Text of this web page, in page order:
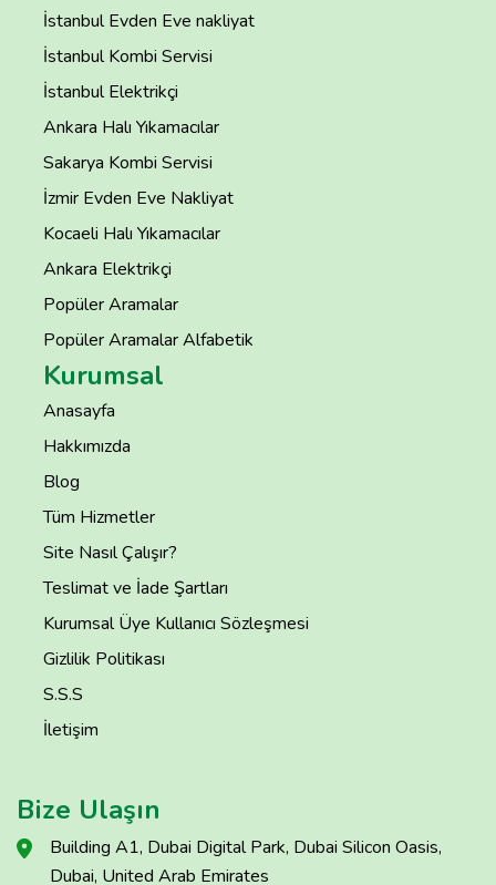
İstanbul Evden Eve nakliyat
İstanbul Kombi Servisi
İstanbul Elektrikçi
Ankara Halı Yıkamacılar
Sakarya Kombi Servisi
İzmir Evden Eve Nakliyat
Kocaeli Halı Yıkamacılar
Ankara Elektrikçi
Popüler Aramalar
Popüler Aramalar Alfabetik
Kurumsal
Anasayfa
Hakkımızda
Blog
Tüm Hizmetler
Site Nasıl Çalışır?
Teslimat ve İade Şartları
Kurumsal Üye Kullanıcı Sözleşmesi
Gizlilik Politikası
S.S.S
İletişim
Bize Ulaşın
Building A1, Dubai Digital Park, Dubai Silicon Oasis,
Dubai, United Arab Emirates